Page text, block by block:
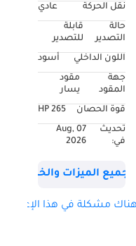
نوع الوقود: ديزل - فئة
4 - الحالة: جديد -
المحرك وناقل الحركة:
WE - أقصى قوة
حصانية: 265 حصان
الدقيقة عزم الدوران
متر عند 1500 دورة في
نقل الحركة
عادي
حالة
التصدير
قابلة
للتصدير
اللون الداخلي
أسود
جهة
المقود
مقود
يسار
قوة الحصان
265 HP
تحديث
في:
07 Aug,
2026
جميع الميزات والخصائص
مشكلة في هذا الإعلان؟